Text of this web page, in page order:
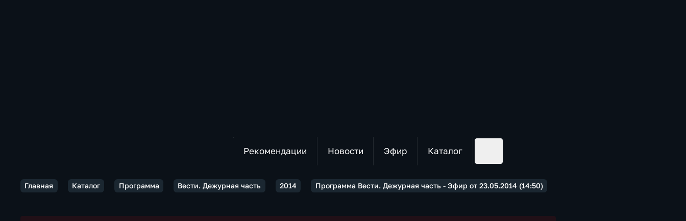
Рекомендации Новости Эфир Каталог
Главная Каталог Программа Вести. Дежурная часть 2014 Программа Вести. Дежурная часть - Эфир от 23.05.2014 (14:50)